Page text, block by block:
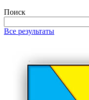
Поиск
Все результаты